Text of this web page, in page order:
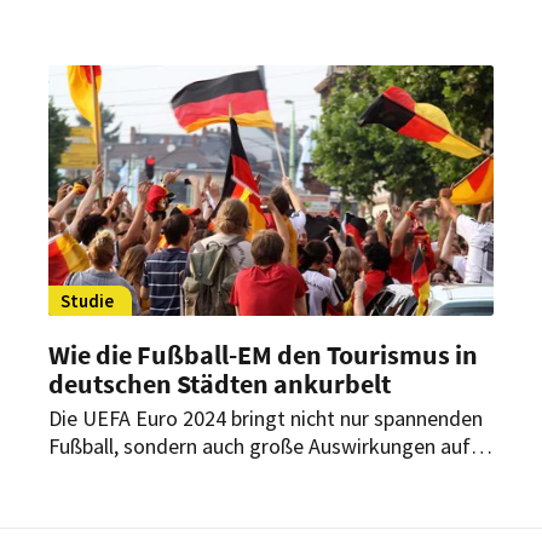
und Weise entdecken. Das zeigt die Simon-
Kucher Travel-Trends-Studie 2024.
Studie
Wie die Fußball-EM den Tourismus in
deutschen Städten ankurbelt
Die UEFA Euro 2024 bringt nicht nur spannenden
Fußball, sondern auch große Auswirkungen auf